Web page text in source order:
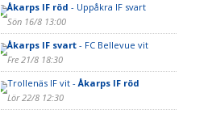
Åkarps IF röd - Uppåkra IF svart
Sön 16/8 13:00
Åkarps IF svart- FC Bellevue vit
Fre 21/8 18:30
Trollenäs IF vit -Åkarps IF röd
Lör 22/8 12:30